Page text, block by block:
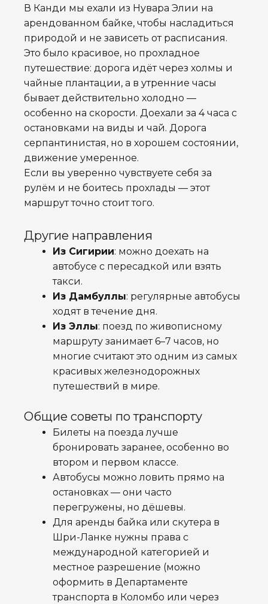
В Канди мы ехали из Нувара Элии на
арендованном байке, чтобы насладиться
природой и не зависеть от расписания.
Это было красивое, но прохладное
путешествие: дорога идёт через холмы и
чайные плантации, а в утренние часы
бывает действительно холодно —
особенно на скорости. Доехали за 4 часа с
остановками на виды и чай. Дорога
серпантинистая, но в хорошем состоянии,
движение умеренное.
Если вы уверенно чувствуете себя за
рулём и не боитесь прохлады — этот
маршрут точно стоит того.
Другие направления
Из Сигирии: можно доехать на
автобусе с пересадкой или взять
такси.
Из Дамбуллы: регулярные автобусы
ходят в течение дня.
Из Эллы: поезд по живописному
маршруту занимает 6–7 часов, но
многие считают это одним из самых
красивых железнодорожных
путешествий в мире.
Общие советы по транспорту
Билеты на поезда лучше
бронировать заранее, особенно во
втором и первом классе.
Автобусы можно ловить прямо на
остановках — они часто
перегружены, но дёшевы.
Для аренды байка или скутера в
Шри-Ланке нужны права с
международной категорией и
местное разрешение (можно
оформить в Департаменте
транспорта в Коломбо или через